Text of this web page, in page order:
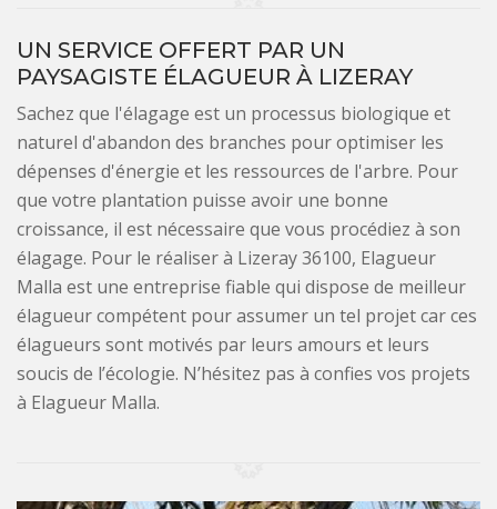
UN SERVICE OFFERT PAR UN
PAYSAGISTE ÉLAGUEUR À LIZERAY
Sachez que l'élagage est un processus biologique et
naturel d'abandon des branches pour optimiser les
dépenses d'énergie et les ressources de l'arbre. Pour
que votre plantation puisse avoir une bonne
croissance, il est nécessaire que vous procédiez à son
élagage. Pour le réaliser à Lizeray 36100, Elagueur
Malla est une entreprise fiable qui dispose de meilleur
élagueur compétent pour assumer un tel projet car ces
élagueurs sont motivés par leurs amours et leurs
soucis de l’écologie. N’hésitez pas à confies vos projets
à Elagueur Malla.